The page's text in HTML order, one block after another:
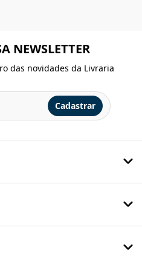
NEWSLETTER
das novidades da Livraria
Cadastrar